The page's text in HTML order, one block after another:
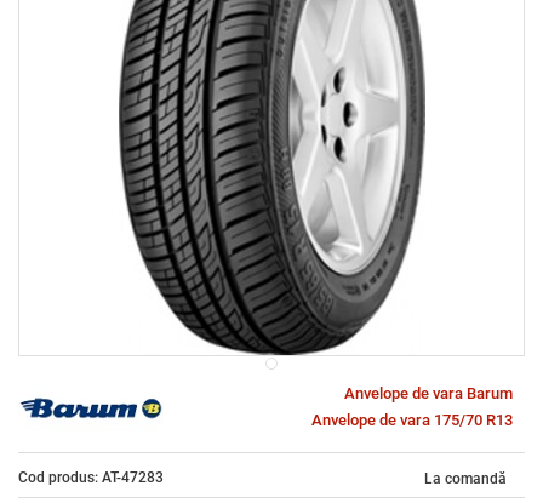
Anvelope de vara Barum
Anvelope de vara 175/70 R13
Cod produs: AT-47283 La comandă